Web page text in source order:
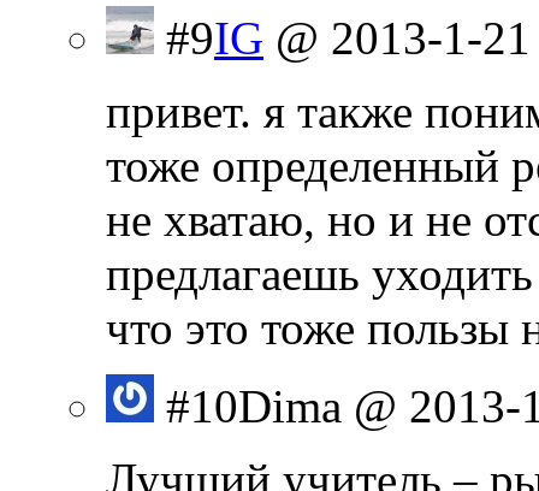
#9IG @ 2013-1-
привет. я также
тоже определенный
не хватаю, но и не
предлагаешь
что это тоже пользы
#10Dima @ 2013-
Лучший учитель –